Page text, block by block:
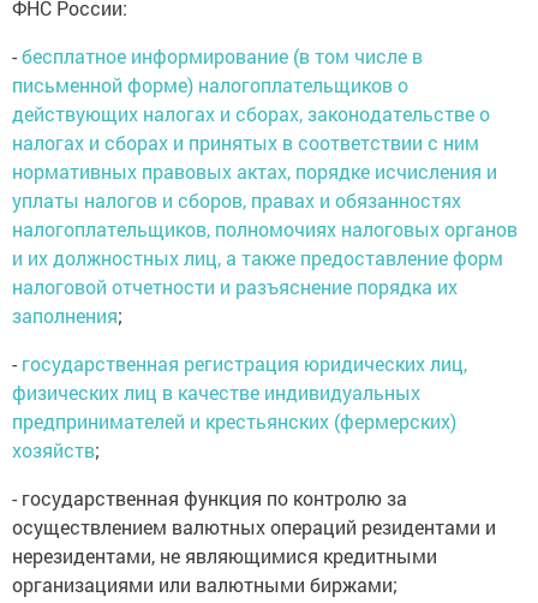
ФНС России:
-бесплатное информирование (в том числе в
письменной форме) налогоплательщиков о
действующих налогах и сборах, законодательстве о
налогах и сборах и принятых в соответствии с ним
нормативных правовых актах, порядке исчисления и
уплаты налогов и сборов, правах и обязанностях
налогоплательщиков, полномочиях налоговых органов
и их должностных лиц, а также предоставление форм
налоговой отчетности и разъяснение порядка их
заполнения;
- государственная регистрация юридических лиц,
физических лиц в качестве индивидуальных
предпринимателей и крестьянских (фермерских)
хозяйств;
- государственная функция по контролю за
осуществлением валютных операций резидентами и
нерезидентами, не являющимися кредитными
организациями или валютными биржами;